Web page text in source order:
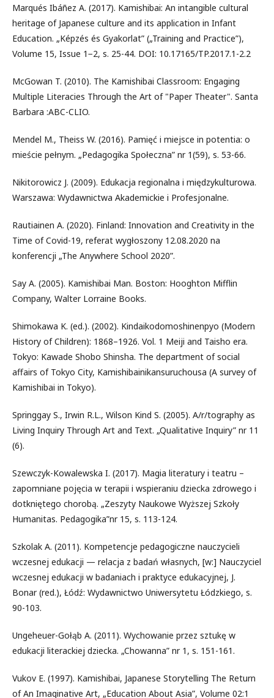
Marqués Ibáñez A. (2017). Kamishibai: An intangible cultural
heritage of Japanese culture and its application in Infant
Education. „Képzés és Gyakorlat” („Training and Practice”),
Volume 15, Issue 1−2, s. 25-44. DOI: 10.17165/TP.2017.1-2.2
McGowan T. (2010). The Kamishibai Classroom: Engaging
Multiple Literacies Through the Art of "Paper Theater". Santa
Barbara :ABC-CLIO.
Mendel M., Theiss W. (2016). Pamięć i miejsce in potentia: o
mieście pełnym. „Pedagogika Społeczna” nr 1(59), s. 53-66.
Nikitorowicz J. (2009). Edukacja regionalna i międzykulturowa.
Warszawa: Wydawnictwa Akademickie i Profesjonalne.
Rautiainen A. (2020). Finland: Innovation and Creativity in the
Time of Covid-19, referat wygłoszony 12.08.2020 na
konferencji „The Anywhere School 2020”.
Say A. (2005). Kamishibai Man. Boston: Hooghton Mifflin
Company, Walter Lorraine Books.
Shimokawa K. (ed.). (2002). Kindaikodomoshinenpyo (Modern
History of Children): 1868–1926. Vol. 1 Meiji and Taisho era.
Tokyo: Kawade Shobo Shinsha. The department of social
affairs of Tokyo City, Kamishibainikansuruchousa (A survey of
Kamishibai in Tokyo).
Springgay S., Irwin R.L., Wilson Kind S. (2005). A/r/tography as
Living Inquiry Through Art and Text. „Qualitative Inquiry” nr 11
(6).
Szewczyk-Kowalewska I. (2017). Magia literatury i teatru –
zapomniane pojęcia w terapii i wspieraniu dziecka zdrowego i
dotkniętego chorobą. „Zeszyty Naukowe Wyższej Szkoły
Humanitas. Pedagogika”nr 15, s. 113-124.
Szkolak A. (2011). Kompetencje pedagogiczne nauczycieli
wczesnej edukacji — relacja z badań własnych, [w:] Nauczyciel
wczesnej edukacji w badaniach i praktyce edukacyjnej, J.
Bonar (red.), Łódź: Wydawnictwo Uniwersytetu Łódzkiego, s.
90-103.
Ungeheuer-Gołąb A. (2011). Wychowanie przez sztukę w
edukacji literackiej dziecka. „Chowanna” nr 1, s. 151-161.
Vukov E. (1997). Kamishibai, Japanese Storytelling The Return
of An Imaginative Art, „Education About Asia”, Volume 02:1